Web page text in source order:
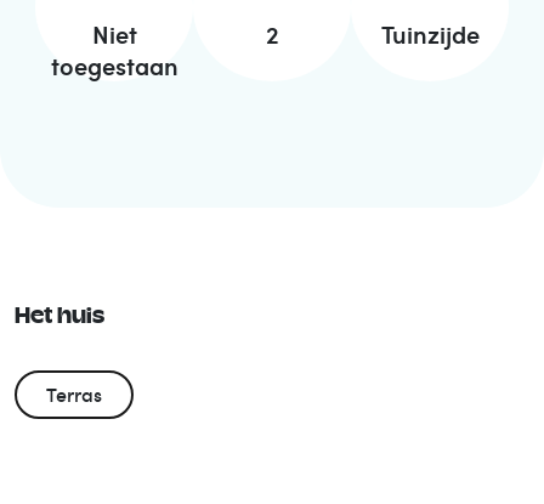
Niet
toegestaan
2 Tuinzijde
Het huis
Terras